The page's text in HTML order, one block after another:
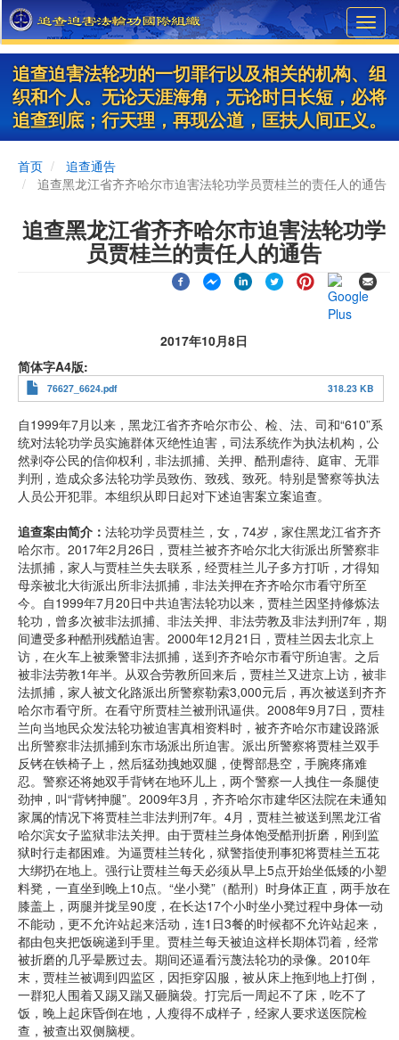
Skip
to
main
content
追查迫害法轮功的一切罪行以及相关的机构、组
织和个人。无论天涯海角，无论时日长短，必将
追查到底；行天理，再现公道，匡扶人间正义。
首页
追查通告
追查黑龙江省齐齐哈尔市迫害法轮功学员贾桂兰的责任人的通告
追查黑龙江省齐齐哈尔市迫害法轮功学
员贾桂兰的责任人的通告
2017年10月8日
简体字A4版
76627_6624.pdf 318.23 KB
自1999年7月以来，黑龙江省齐齐哈尔市公、检、法、司和“610”系
统对法轮功学员实施群体灭绝性迫害，司法系统作为执法机构，公
然剥夺公民的信仰权利，非法抓捕、关押、酷刑虐待、庭审、无罪
判刑，造成众多法轮功学员致伤、致残、致死。特别是警察等执法
人员公开犯罪。本组织从即日起对下述迫害案立案追查。
追查案由简介： 法轮功学员贾桂兰，女，74岁，家住黑龙江省齐齐
哈尔市。2017年2月26日，贾桂兰被齐齐哈尔北大街派出所警察非
法抓捕，家人与贾桂兰失去联系，经贾桂兰儿子多方打听，才得知
母亲被北大街派出所非法抓捕，非法关押在齐齐哈尔市看守所至
今。自1999年7月20日中共迫害法轮功以来，贾桂兰因坚持修炼法
轮功，曾多次被非法抓捕、非法关押、非法劳教及非法判刑7年，期
间遭受多种酷刑残酷迫害。2000年12月21日，贾桂兰因去北京上
访，在火车上被乘警非法抓捕，送到齐齐哈尔市看守所迫害。之后
被非法劳教1年半。从双合劳教所回来后，贾桂兰又进京上访，被非
法抓捕，家人被文化路派出所警察勒索3,000元后，再次被送到齐齐
哈尔市看守所。在看守所贾桂兰被刑讯逼供。2008年9月7日，贾桂
兰向当地民众发法轮功被迫害真相资料时，被齐齐哈尔市建设路派
出所警察非法抓捕到东市场派出所迫害。派出所警察将贾桂兰双手
反铐在铁椅子上，然后猛劲拽她双腿，使臀部悬空，手腕疼痛难
忍。警察还将她双手背铐在地环儿上，两个警察一人拽住一条腿使
劲抻，叫“背铐抻腿”。2009年3月，齐齐哈尔市建华区法院在未通知
家属的情况下将贾桂兰非法判刑7年。4月，贾桂兰被送到黑龙江省
哈尔滨女子监狱非法关押。由于贾桂兰身体饱受酷刑折磨，刚到监
狱时行走都困难。为逼贾桂兰转化，狱警指使刑事犯将贾桂兰五花
大绑扔在地上。强行让贾桂兰每天必须从早上5点开始坐低矮的小塑
料凳，一直坐到晚上10点。“坐小凳”（酷刑）时身体正直，两手放在
膝盖上，两腿并拢呈90度，在长达17个小时坐小凳过程中身体一动
不能动，更不允许站起来活动，连1日3餐的时候都不允许站起来，
都由包夹把饭碗递到手里。贾桂兰每天被迫这样长期体罚着，经常
被折磨的几乎晕厥过去。期间还逼看污蔑法轮功的录像。2010年
末，贾桂兰被调到四监区，因拒穿囚服，被从床上拖到地上打倒，
一群犯人围着又踢又踹又砸脑袋。打完后一周起不了床，吃不了
饭，晚上起床昏倒在地，人瘦得不成样子，经家人要求送医院检
查，被查出双侧脑梗。